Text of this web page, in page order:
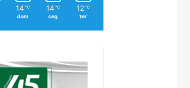
14 ℃
dom
14 ℃
seg
12 ℃
ter